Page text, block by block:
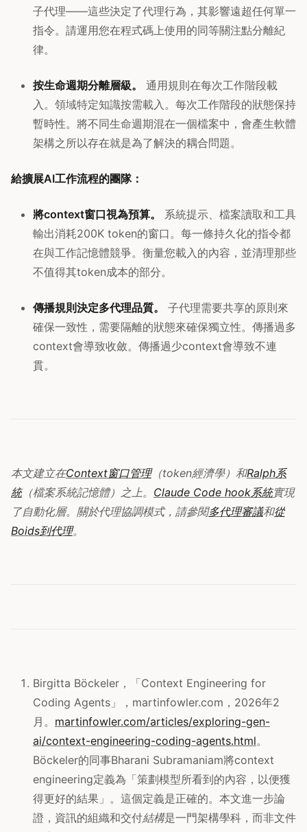
子代理——這些決定了代理行為，其影響遠超任何單一
指令。請運用您在程式碼上使用的同等關注點分離紀
律。
按生命週期分離層級。
通用規則在每次工作階段載
入。領域特定知識按需載入。每次工作階段的狀態保持
暫時性。將不同生命週期混在一個檔案中，會產生軟體
架構之所以存在就是為了解決的耦合問題。
給擴展AI工作流程的團隊：
將context窗口視為預算。
系統提示、檔案讀取和工具
輸出消耗200K token的窗口。每一條持久化的指令都
在與工作記憶體競爭。衡量您載入的內容，並清理那些
不值得其token成本的部分。
傳播規則決定多代理品質。
子代理需要共享的原則來
確保一致性，需要隔離的狀態來確保獨立性。傳播過多
context會導致收斂。傳播過少context會導致不連
貫。
本文建立在Context窗口管理（token經濟學）和Ralph系
統（檔案系統記憶體）之上。 Claude Code hook系統實現
了自動化層。關於代理協調模式，請參閱多代理審議和從
Boids到代理。
Birgitta Böckeler，「Context Engineering for
Coding Agents」，martinfowler.com，2026年2
月。 martinfowler.com/articles/exploring-gen-
ai/context-engineering-coding-agents.html。
Böckeler的同事Bharani Subramaniam將context
engineering定義為「策劃模型所看到的內容，以便獲
得更好的結果」。這個定義是正確的。本文進一步論
證，資訊的組織和交付結構是一門架構學科，而非文件